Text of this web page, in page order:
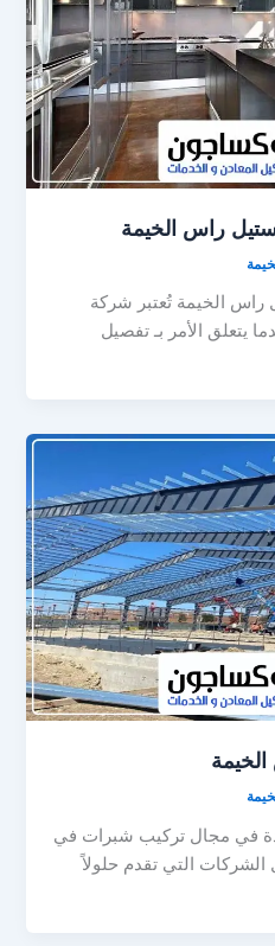
راس الخيمة
الخيمة تُعتبر شركة
يتعلق الأمر بـ تفصيل
في مجال تركيب شبرات في
التي تقدم حلولاً